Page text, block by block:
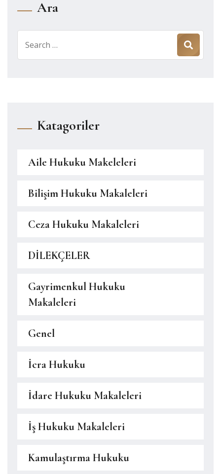
Ara
for:
Katagoriler
Aile Hukuku Makeleleri
Bilişim Hukuku Makaleleri
Ceza Hukuku Makaleleri
DİLEKÇELER
Gayrimenkul Hukuku
Makaleleri
Genel
İcra Hukuku
İdare Hukuku Makaleleri
İş Hukuku Makaleleri
Kamulaştırma Hukuku